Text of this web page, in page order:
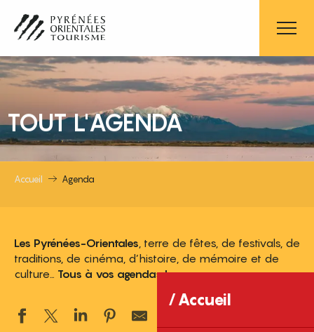
contenu
principal
Accueil
TOUT L'AGENDA
Accueil Agenda
Les Pyrénées-Orientales , terre de fêtes, de festivals, de
traditions, de cinéma, d’histoire, de mémoire et de
culture… Tous à vos agendas !